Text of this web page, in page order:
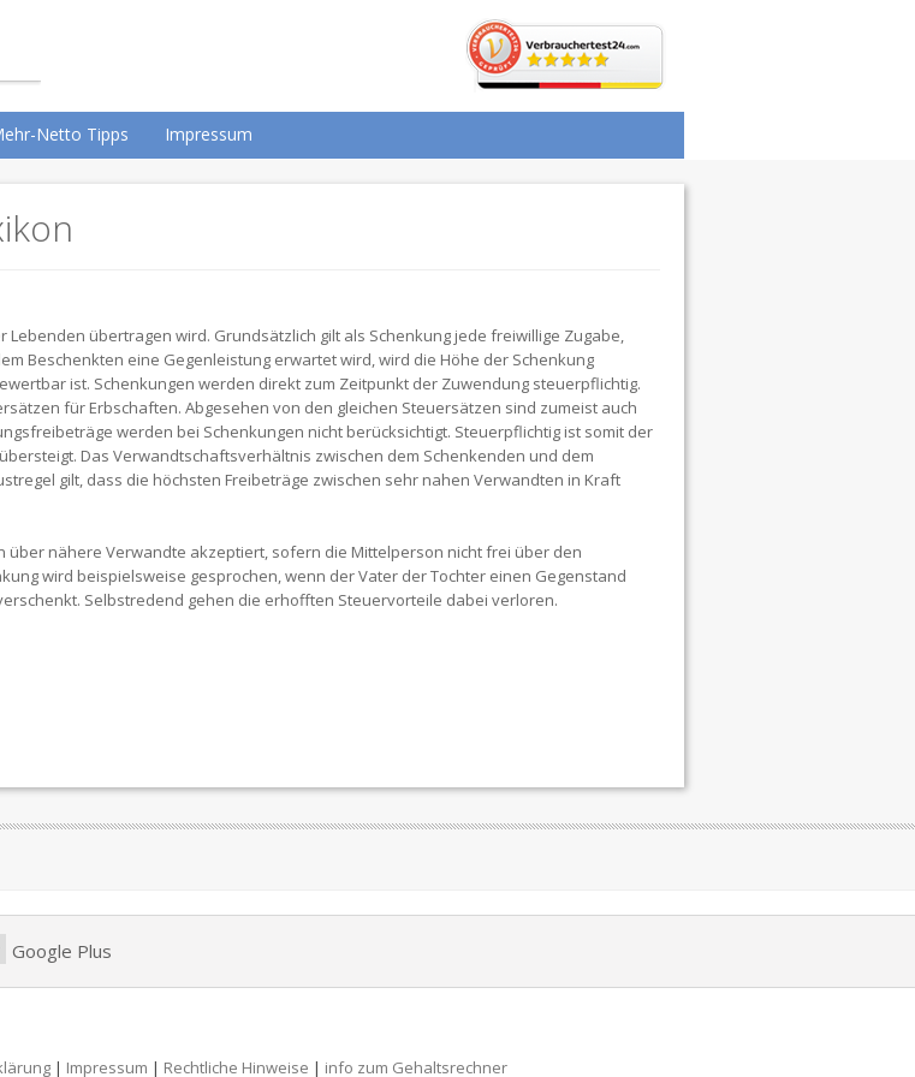
Netto Tipps Impressum
übertragen wird. Grundsätzlich gilt als Schenkung jede freiwillige Zugabe,
Beschenkten eine Gegenleistung erwartet wird, wird die Höhe der Schenkung
ist. Schenkungen werden direkt zum Zeitpunkt der Zuwendung steuerpflichtig.
für Erbschaften. Abgesehen von den gleichen Steuersätzen sind zumeist auch
werden bei Schenkungen nicht berücksichtigt. Steuerpflichtig ist somit der
Das Verwandtschaftsverhältnis zwischen dem Schenkenden und dem
gilt, dass die höchsten Freibeträge zwischen sehr nahen Verwandten in Kraft
über nähere Verwandte akzeptiert, sofern die Mittelperson nicht frei über den
wird beispielsweise gesprochen, wenn der Vater der Tochter einen Gegenstand
Selbstredend gehen die erhofften Steuervorteile dabei verloren.
Google Plus
| Impressum | Rechtliche Hinweise | info zum Gehaltsrechner